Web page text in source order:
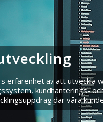
erfarenhet av att utveckla
kundhanterings-
där våra